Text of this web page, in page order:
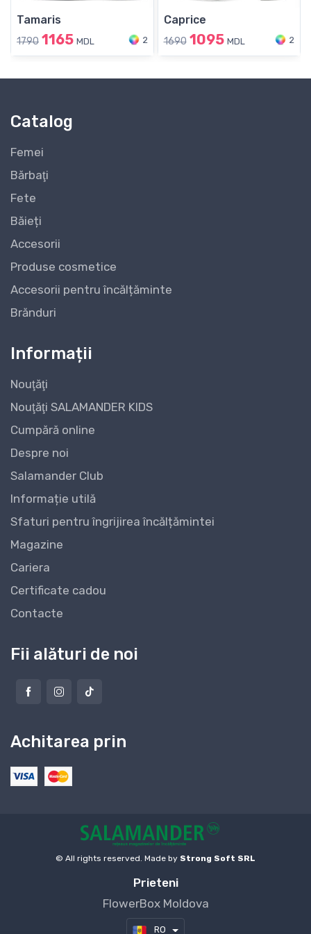
Tamaris
1790 1165 MDL 2
Caprice
1690 1095 MDL 2
Catalog
Femei
Bărbaţi
Fete
Băieți
Accesorii
Produse cosmetice
Accesorii pentru încălțăminte
Brănduri
Informații
Nouţăţi
Nouţăţi SALAMANDER KIDS
Cumpără online
Despre noi
Salamander Club
Informație utilă
Sfaturi pentru îngrijirea încălțămintei
Magazine
Cariera
Certificate cadou
Contacte
Fii alături de noi
Achitarea prin
© All rights reserved. Made by Strong Soft SRL
Prieteni
FlowerBox Moldova
RO